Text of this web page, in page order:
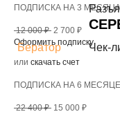
Бератор Чек-
ПОДПИСКА НА 3 МЕСЯЦА
12 000 ₽ 2 700 ₽
Оформить подписку
или скачать счет
ПОДПИСКА НА 6
22 400 ₽ 15 000 ₽